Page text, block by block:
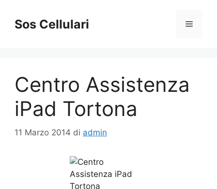
contenuto
Sos Cellulari Menu
Centro Assistenza
iPad Tortona
11 Marzo 2014 di admin